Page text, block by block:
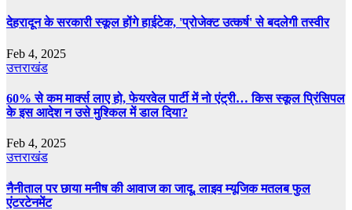
देहरादून के सरकारी स्कूल होंगे हाईटेक, 'प्रोजेक्ट उत्कर्ष' से बदलेगी तस्वीर
Feb 4, 2025
उत्तराखंड
60% से कम मार्क्‍स लाए हो, फेयरवेल पार्टी में नो एंट्री… किस स्‍कूल प्र‍िंसिपल
के इस आदेश न उसे मुश्किल में डाल दिया?
Feb 4, 2025
उत्तराखंड
नैनीताल पर छाया मनीष की आवाज का जादू, लाइव म्यूजिक मतलब फुल
एंटरटेनमेंट